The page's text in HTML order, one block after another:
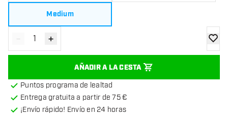
Medium
Disminuir cantidad
- Aumentar cantidad
+
AÑADIR A LA CESTA
Puntos programa de lealtad
Entrega gratuita a partir de 75 €
¡Envío rápido! Envío en 24 horas